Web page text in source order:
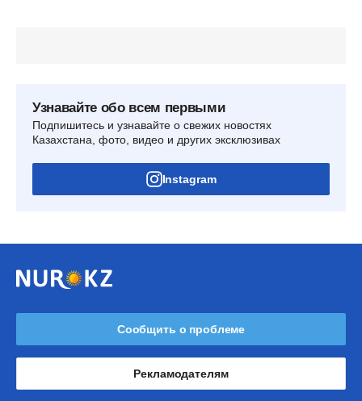
Узнавайте обо всем первыми
Подпишитесь и узнавайте о свежих новостях
Казахстана, фото, видео и других эксклюзивах
Instagram
Сообщить о проблеме
Рекламодателям